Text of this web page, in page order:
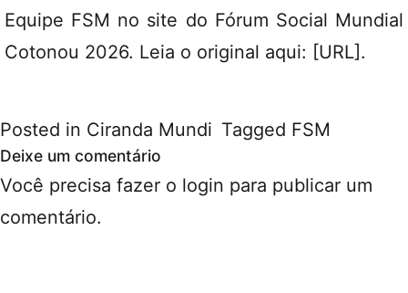
Equipe FSM no site do Fórum Social Mundial
Cotonou 2026. Leia o original aqui: [URL].
Posted in Ciranda Mundi Tagged FSM
Deixe um comentário
Você precisa fazer o login para publicar um
comentário.